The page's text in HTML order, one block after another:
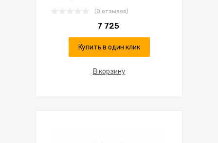
(0 отзывов)
7 725
Купить в один клик
В корзину